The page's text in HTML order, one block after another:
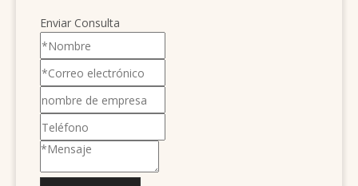
Enviar Consulta